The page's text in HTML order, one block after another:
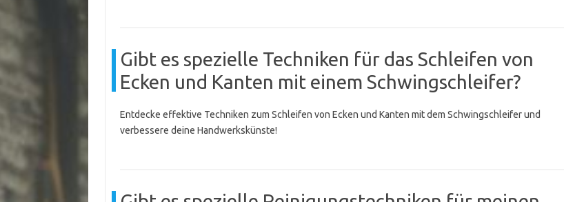
Gibt es spezielle Techniken für das Schleifen von
Ecken und Kanten mit einem Schwingschleifer?
Entdecke effektive Techniken zum Schleifen von Ecken und Kanten mit dem Schwingschleifer und
verbessere deine Handwerkskünste!